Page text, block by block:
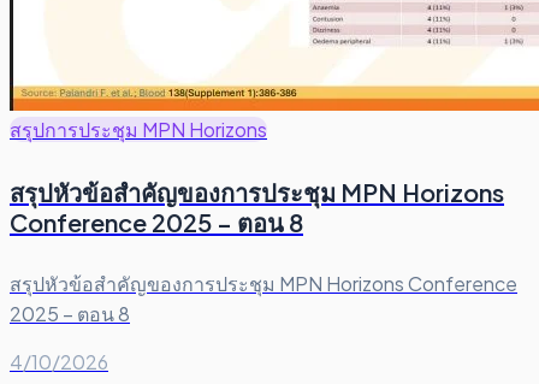
สรุปการประชุม MPN Horizons
สรุปหัวข้อสำคัญของการประชุม MPN Horizons
Conference 2025 – ตอน 8
สรุปหัวข้อสำคัญของการประชุม MPN Horizons Conference
2025 – ตอน 8
4/10/2026